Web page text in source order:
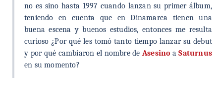
no es sino hasta 1997 cuando lanzan su primer álbum,
teniendo en cuenta que en Dinamarca tienen una
buena escena y buenos estudios, entonces me resulta
curioso ¿Por qué les tomó tanto tiempo lanzar su debut
y por qué cambiaron el nombre de Asesino aSaturnus
en su momento?